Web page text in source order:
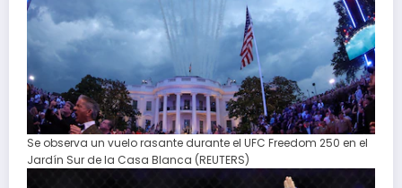
Se observa un vuelo rasante durante el UFC Freedom 250 en el
Jardín Sur de la Casa Blanca (REUTERS)